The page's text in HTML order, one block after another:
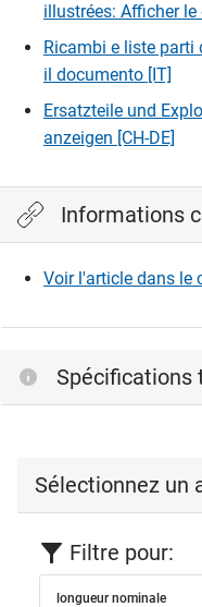
illustrées: Afficher le
Ricambi e liste
il documento [IT]
Ersatzteile und
anzeigen [CH-DE]
Informations
Voir l'article dans le
Spécifications
Sélectionnez un
Filtre pour:
longueur nominale